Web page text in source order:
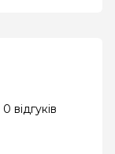
0 відгуків